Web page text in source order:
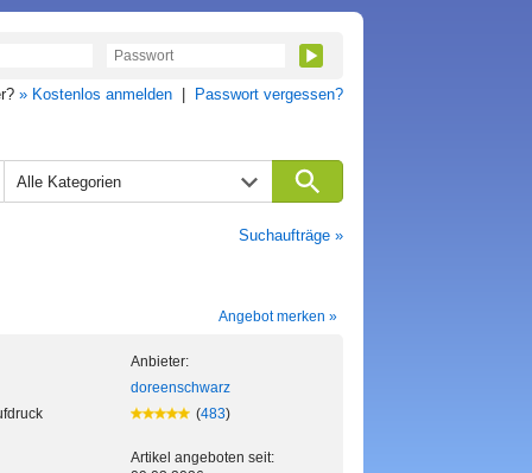
» Kostenlos anmelden Passwort vergessen?
Alle Kategorien
Suchaufträge »
Angebot merken »
Anbieter:
doreenschwarz
(483)
Artikel angeboten seit: